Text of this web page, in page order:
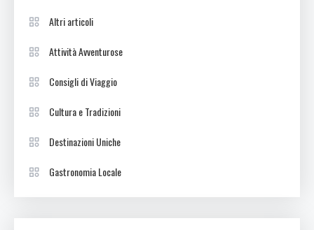
Altri articoli
Attività Avventurose
Consigli di Viaggio
Cultura e Tradizioni
Destinazioni Uniche
Gastronomia Locale